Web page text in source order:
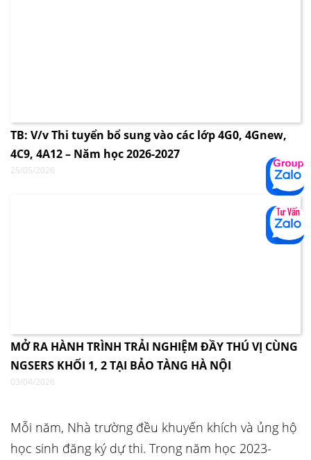
TB: V/v Thi tuyển bổ sung vào các lớp 4G0, 4Gnew,
4C9, 4A12 – Năm học 2026-2027
25/05/2026
MỞ RA HÀNH TRÌNH TRẢI NGHIỆM ĐẦY THÚ VỊ CÙNG
NGSERS KHỐI 1, 2 TẠI BẢO TÀNG HÀ NỘI
03/04/2026
Mỗi năm, Nhà trường đều khuyến khích và ủng hộ
học sinh đăng ký dự thi. Trong năm học 2023-